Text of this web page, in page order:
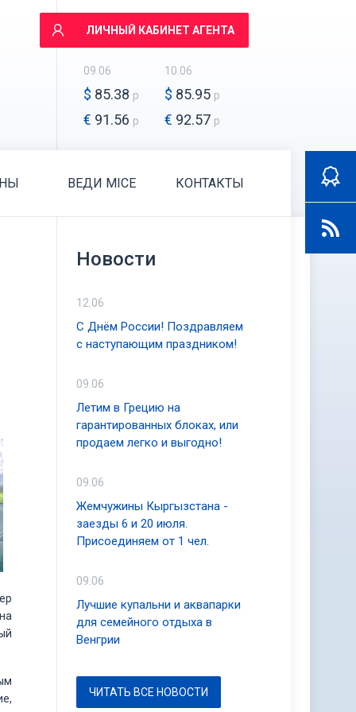
ЛИЧНЫЙ КАБИНЕТ АГЕНТА
09.06
$ 85.38 р
€ 91.56 р
10.06
$ 85.95 р
€ 92.57 р
ВЕДИ MICE КОНТАКТЫ
Новости
12.06
С Днём России! Поздравляем
с наступающим праздником!
09.06
Летим в Грецию на
гарантированных блоках, или
продаем легко и выгодно!
09.06
Жемчужины Кыргызстана -
заезды 6 и 20 июля.
Присоединяем от 1 чел.
09.06
Лучшие купальни и аквапарки
для семейного отдыха в
Венгрии
ЧИТАТЬ ВСЕ НОВОСТИ